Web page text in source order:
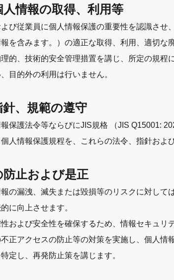
情報の取得、利用等
び従業員に個人情報保護の重要性を認識させ
を含みます。）の適正な取得、利用、適切
的、技術的安全管理措置を講じ、所定の規
目的外の利用は行いません。
、規範の遵守
保護法令等ならびにJIS規格 （JIS Q15001:
人情報保護規程を、これらの法令、指針およ
止および是正
の漏洩、滅失または毀損等のリスクに対し
に向上させます。
および安全性を確保するため、情報セキュ
正アクセスの防止等の対策を実施し、個人
定し、再発防止策を講じます。